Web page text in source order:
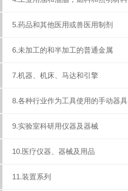
5.药品和其他医用或兽医用制剂
6.未加工的和半加工的普通金属
7.机器、机床、马达和引擎
8.各种行业作为工具使用的手动器具
9.实验室科研用仪器及器械
10.医疗仪器、器械及用品
11.装置系列